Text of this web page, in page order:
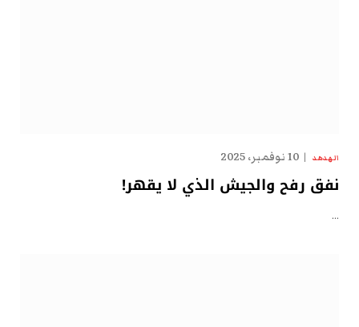
الهدهد 10 نوفمبر، 2025
نفق رفح والجيش الذي لا يقهر!
…